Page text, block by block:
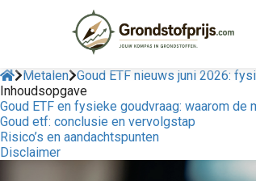
Metalen Goud ETF nieuws juni 2026:
Inhoudsopgave
Goud ETF en fysieke goudvraag: waarom de
Goud etf: conclusie en vervolgstap
Risico’s en aandachtspunten
Disclaimer